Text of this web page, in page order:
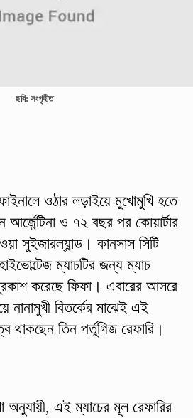
ছবি: সংগৃহীত
ওঠার লড়াইয়ে মুখোমুখি হতে
আর্জেন্টিনা ও ৭২ বছর পর কোয়ার্টার
সুইজারল্যান্ড। কানসাস সিটি
ম্যাচটির জন্য ম্যাচ
করেছে ফিফা। এবারের আসরে
নানামুখী বিতর্কের মাঝেই এই
থাকছেন তিন পর্তুগিজ রেফারি।
অনুযায়ী, এই ম্যাচের মূল রেফারির